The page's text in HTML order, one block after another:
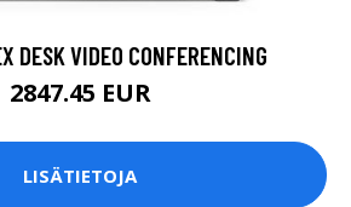
DESK VIDEO CONFERENCING
2847.45 EUR
LISÄTIETOJA